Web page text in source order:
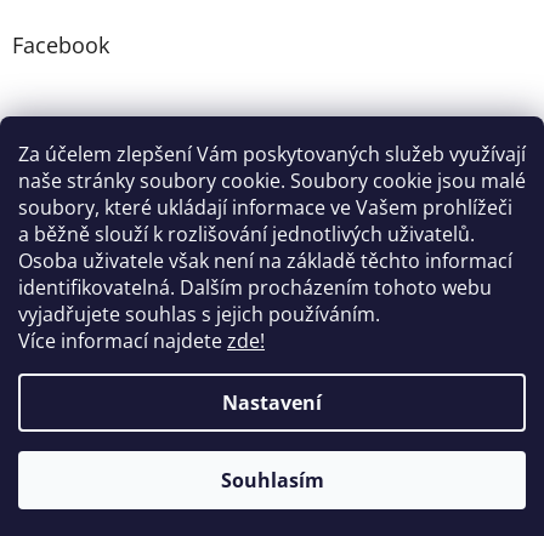
Za účelem zlepšení Vám poskytovaných služeb využívají
naše stránky soubory cookie. Soubory cookie jsou malé
soubory, které ukládají informace ve Vašem prohlížeči
a běžně slouží k rozlišování jednotlivých uživatelů.
Osoba uživatele však není na základě těchto informací
identifikovatelná. Dalším procházením tohoto webu
vyjadřujete souhlas s jejich používáním.
Více informací najdetezde!
Nastavení
Souhlasím
Facebook
Google nákupy Zboží.cz Heureka.cz Pradelkogm
Copyright 2026Farmářský koutek. Všechna práva
Upravit nastavení cookies